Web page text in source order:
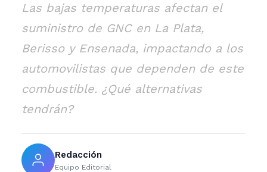
Las bajas temperaturas afectan el
suministro de GNC en La Plata,
Berisso y Ensenada, impactando a los
automovilistas que dependen de este
combustible. ¿Qué alternativas
tendrán?
Redacción
Equipo Editorial